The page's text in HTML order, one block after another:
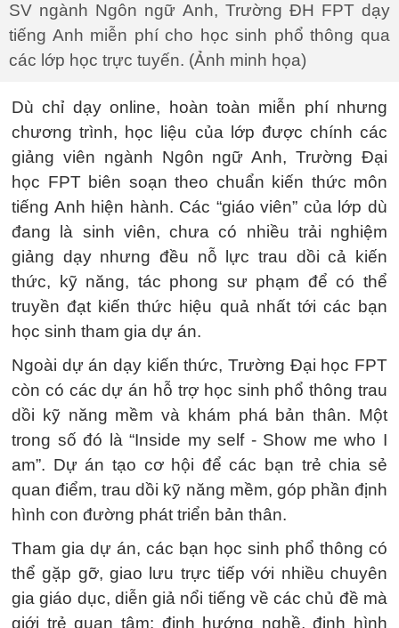
SV ngành Ngôn ngữ Anh, Trường ĐH FPT dạy
tiếng Anh miễn phí cho học sinh phổ thông qua
các lớp học trực tuyến. (Ảnh minh họa)
Dù chỉ dạy online, hoàn toàn miễn phí nhưng
chương trình, học liệu của lớp được chính các
giảng viên ngành Ngôn ngữ Anh, Trường Đại
học FPT biên soạn theo chuẩn kiến thức môn
tiếng Anh hiện hành. Các “giáo viên” của lớp dù
đang là sinh viên, chưa có nhiều trải nghiệm
giảng dạy nhưng đều nỗ lực trau dồi cả kiến
thức, kỹ năng, tác phong sư phạm để có thể
truyền đạt kiến thức hiệu quả nhất tới các bạn
học sinh tham gia dự án.
Ngoài dự án dạy kiến thức, Trường Đại học FPT
còn có các dự án hỗ trợ học sinh phổ thông trau
dồi kỹ năng mềm và khám phá bản thân. Một
trong số đó là “Inside my self - Show me who I
am”. Dự án tạo cơ hội để các bạn trẻ chia sẻ
quan điểm, trau dồi kỹ năng mềm, góp phần định
hình con đường phát triển bản thân.
Tham gia dự án, các bạn học sinh phổ thông có
thể gặp gỡ, giao lưu trực tiếp với nhiều chuyên
gia giáo dục, diễn giả nổi tiếng về các chủ đề mà
giới trẻ quan tâm: định hướng nghề, định hình